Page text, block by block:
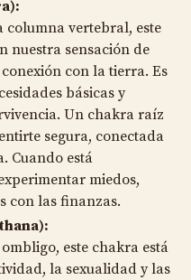
columna vertebral, este
nuestra sensación de
con la tierra. Es
básicas y
Un chakra raíz
segura, conectada
Cuando está
miedos,
con las finanzas.
este chakra está
la sexualidad y las